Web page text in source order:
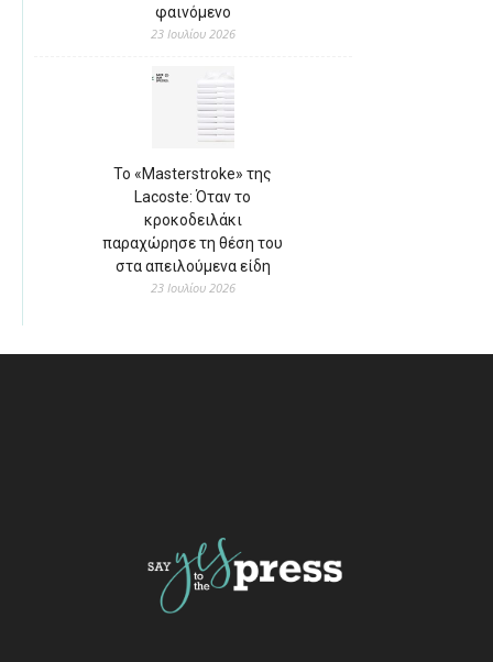
φαινόμενο
23 Ιουλίου 2026
Το «Masterstroke» της
Lacoste: Όταν το
κροκοδειλάκι
παραχώρησε τη θέση του
στα απειλούμενα είδη
23 Ιουλίου 2026